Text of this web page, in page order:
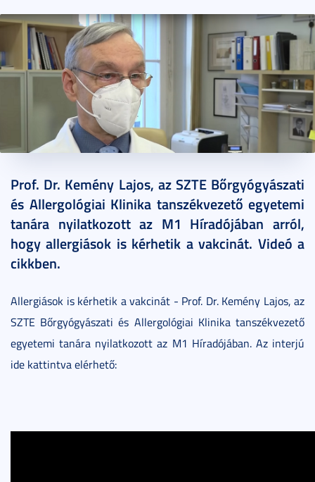
Prof. Dr. Kemény Lajos, az SZTE Bőrgyógyászati
és Allergológiai Klinika tanszékvezető egyetemi
tanára nyilatkozott az M1 Híradójában arról,
hogy allergiások is kérhetik a vakcinát. Videó a
cikkben.
Allergiások is kérhetik a vakcinát - Prof. Dr. Kemény Lajos, az
SZTE Bőrgyógyászati és Allergológiai Klinika tanszékvezető
egyetemi tanára nyilatkozott az M1 Híradójában. Az interjú
ide kattintva elérhető: